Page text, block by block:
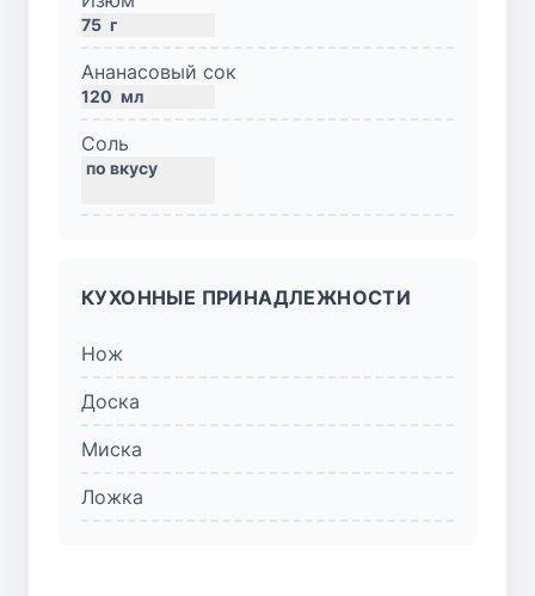
75 г
Ананасовый сок
120 мл
Соль
КУХОННЫЕ ПРИНАДЛЕЖНОСТИ
Нож
Доска
Миска
Ложка